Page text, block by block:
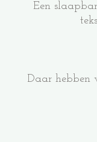
Een
Daar hebben